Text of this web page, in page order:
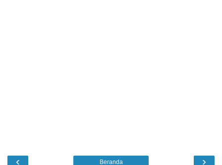
‹ ›
Beranda